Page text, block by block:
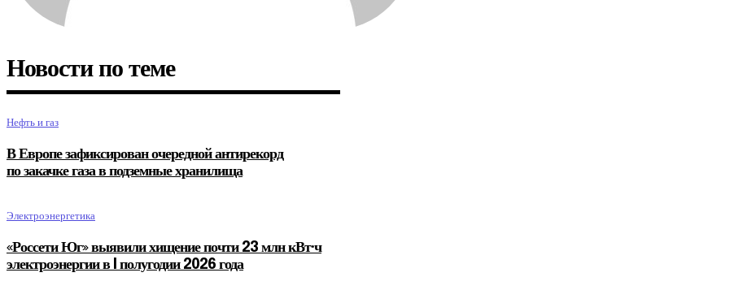
Новости по теме
Нефть и газ
В Европе зафиксирован очередной антирекорд
по закачке газа в подземные хранилища
Электроэнергетика
«Россети Юг» выявили хищение почти 23 млн кВт·ч
электроэнергии в I полугодии 2026 года